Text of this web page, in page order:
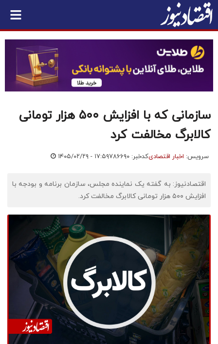
سازمانی که با افزایش ۵۰۰ هزار تومانی
کالابرگ مخالفت کرد
سرویس: اخبار اقتصادیکدخبر: ۷۸۶۶۹۰ ۱۴۰۵/۰۲/۲۹ - ۱۷:۵۹
اقتصادنیوز: به گفته یک نماینده مجلس، سازمان برنامه و بودجه با
افزایش ۵۰۰ هزار تومانی کالابرگ مخالفت کرد.